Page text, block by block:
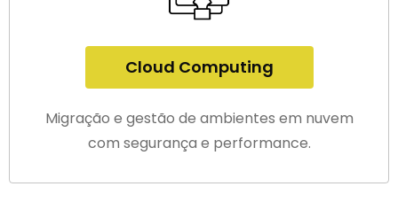
Cloud Computing
Migração e gestão de ambientes em nuvem
com segurança e performance.